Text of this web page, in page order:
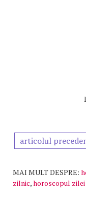
articolul
MAI MULT DESPRE:
zilnic,horoscopul zilei